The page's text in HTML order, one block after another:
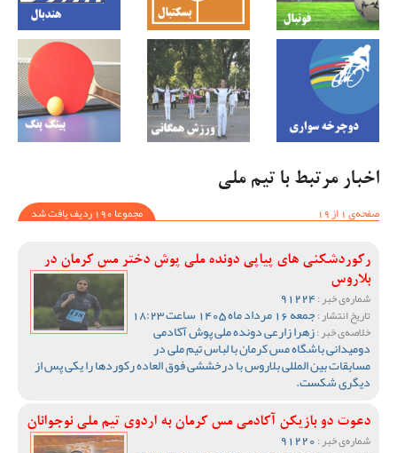
اخبار مرتبط با تیم ملی
صفحه‌ی 1 از 19
مجموعا 190 ردیف یافت شد
رکوردشکنی های پیاپی دونده ملی پوش دختر مس کرمان در
بلاروس
شماره‌ی خبر :
تاریخ انتشار :جمعه 16 مرداد ماه 1405 ساعت 18:23
خلاصه‌ی خبر :زهرا زارعی دونده ملی پوش آکادمی
دومیدانی باشگاه مس کرمان با لباس تیم ملی در
مسابقات بین المللی بلاروس با درخششی فوق العاده رکوردها را یکی پس از
دیگری شکست.
دعوت دو بازیکن آکادمی مس کرمان به اردوی تیم ملی نوجوانان
شماره‌ی خبر :